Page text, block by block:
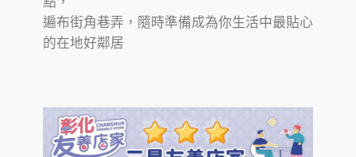
遍布街角巷弄，隨時準備成為你生活中最貼心
的在地好鄰居